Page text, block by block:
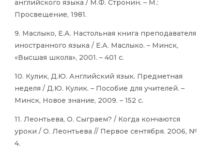
английского языка / М.Ф. Стронин. – М.:
Просвещение, 1981.
9. Маслыко, Е.А. Настольная книга преподавателя
иностранного языка / Е.А. Маслыко. – Минск,
«Высшая школа», 2001. – 401 с.
10. Кулик, Д.Ю. Английский язык. Предметная
неделя / Д.Ю. Кулик. – Пособие для учителей. –
Минск, Новое знание, 2009. – 152 с.
11. Леонтьева, О. Сыграем? / Когда кончаются
уроки / О. Леонтьева // Первое сентября. 2006, №
4.